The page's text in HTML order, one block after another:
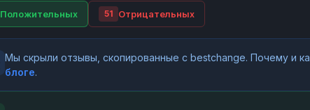
Положительных 51 Отрицательных
Мы скрыли отзывы, скопированные с bestchange. Почему и
блоге.